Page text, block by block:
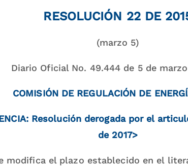
RESOLUCIÓN 22 DE
(marzo 5)
Diario Oficial No. 49.444 de 5 de
COMISIÓN DE REGULACIÓN DE
Resolución derogada por el
de 2017>
modifica el plazo establecido en el